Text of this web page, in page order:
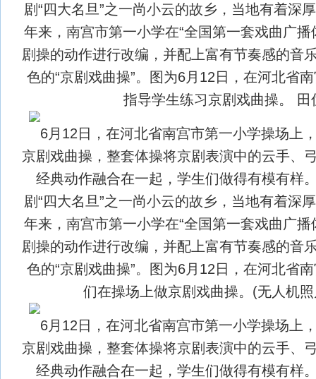
剧“四大名旦”之一尚小云的故乡，当地有着深
年来，南宫市第一小学在“全国第一套戏曲广播
剧操的动作进行改编，并配上富有节奏感的音
色的“京剧戏曲操”。图为6月12日，在河北省
指导学生练习京剧戏曲操。 田
6月12日，在河北省南宫市第一小学操场上
京剧戏曲操，整套体操将京剧表演中的云手、
经典动作融合在一起，学生们做得有模有样
剧“四大名旦”之一尚小云的故乡，当地有着深
年来，南宫市第一小学在“全国第一套戏曲广播
剧操的动作进行改编，并配上富有节奏感的音
色的“京剧戏曲操”。图为6月12日，在河北省
们在操场上做京剧戏曲操。(无人机
6月12日，在河北省南宫市第一小学操场上
京剧戏曲操，整套体操将京剧表演中的云手、
经典动作融合在一起，学生们做得有模有样